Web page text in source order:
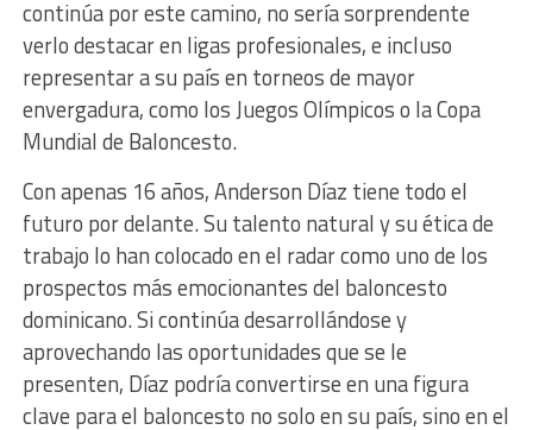
continúa por este camino, no sería sorprendente
verlo destacar en ligas profesionales, e incluso
representar a su país en torneos de mayor
envergadura, como los Juegos Olímpicos o la Copa
Mundial de Baloncesto.
Con apenas 16 años, Anderson Díaz tiene todo el
futuro por delante. Su talento natural y su ética de
trabajo lo han colocado en el radar como uno de los
prospectos más emocionantes del baloncesto
dominicano. Si continúa desarrollándose y
aprovechando las oportunidades que se le
presenten, Díaz podría convertirse en una figura
clave para el baloncesto no solo en su país, sino en el